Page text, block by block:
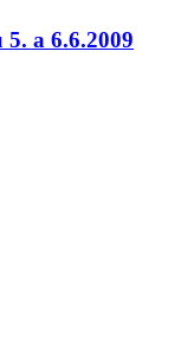
a 6.6.2009